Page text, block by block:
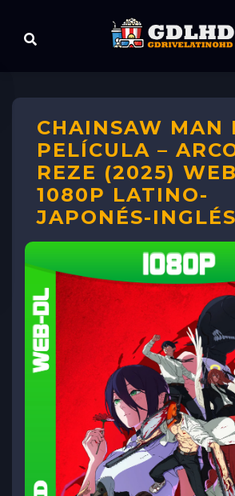
CHAINSAW MAN
PELÍCULA –
REZE (2025)
1080P LATINO-
JAPONÉS-INGLÉS